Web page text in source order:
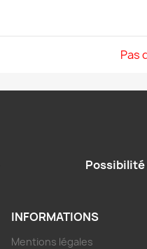
Pas
Possibilité
INFORMATIONS
Mentions légales